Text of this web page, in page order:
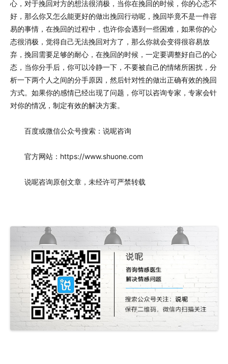
心，对于挽回对方的想法很消极，当你在挽回的时候，你的心态不
好，那么你又怎么能更好的做出挽回行动呢，挽回毕竟不是一件容
易的事情，在挽回的过程中，也许你会遇到一些困难，如果你的心
态很消极，觉得自己无法挽回对方了，那么你就会变得很容易放
弃，挽回需要足够的耐心，在挽回的时候，一定要调整好自己的心
态，当你分手后，你可以冷静一下，不要被自己的情绪所困扰，分
析一下两个人之间的分手原因，然后针对性的做出正确有效的挽回
方式。如果你的感情已经出现了问题，你可以咨询专家，专家会针
对你的情况，制定有效的解决方案。
百度或微信公众号搜索：说呢咨询
官方网站：https://www.shuone.com
说呢咨询原创文章，未经许可严禁转载